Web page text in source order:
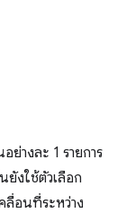
างละ 1 รายการ
งใช้ตัวเลือก
ลื่อนที่ระหว่าง